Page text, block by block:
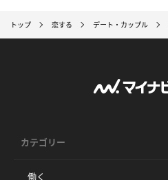
トップ 恋する デート・カップル
カテゴリー
働く